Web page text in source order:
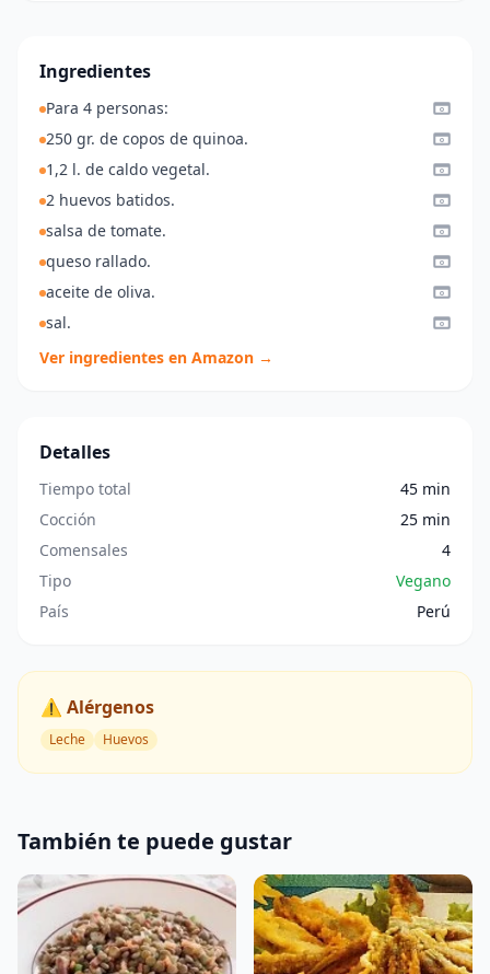
Ingredientes
Para 4 personas:
250 gr. de copos de quinoa.
1,2 l. de caldo vegetal.
2 huevos batidos.
salsa de tomate.
queso rallado.
aceite de oliva.
sal.
Ver ingredientes en Amazon →
Detalles
Tiempo total
45 min
Cocción
25 min
Comensales
4
Tipo
Vegano
País
Perú
⚠️ Alérgenos
Leche Huevos
También te puede gustar